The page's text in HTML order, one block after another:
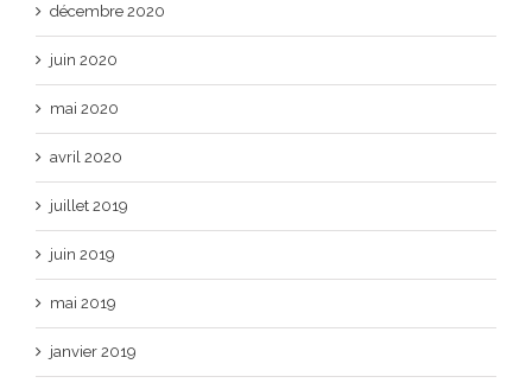
décembre 2020
juin 2020
mai 2020
avril 2020
juillet 2019
juin 2019
mai 2019
janvier 2019